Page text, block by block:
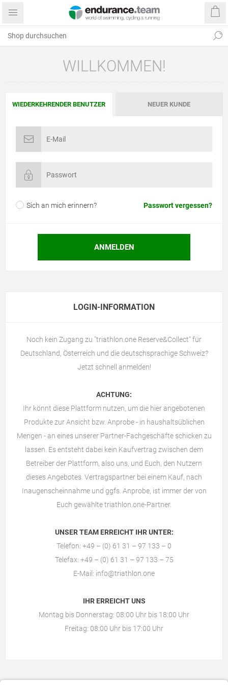
WILLKOMMEN!
WIEDERKEHRENDER BENUTZER NEUER KUNDE
Sich an mich erinnern? Passwort vergessen?
LOGIN-INFORMATION
Noch kein Zugang zu "triathlon.one Reserve&Collect" für
Deutschland, Österreich und die deutschsprachige Schweiz?
Jetzt schnell anmelden!
ACHTUNG:
Ihr könnt diese Plattform nutzen, um die hier angebotenen
Produkte zur Ansicht bzw. Anprobe - in haushaltsüblichen
Mengen - an eines unserer Partner-Fachgeschäfte schicken zu
lassen. Es entsteht dabei kein Kaufvertrag zwischen dem
Betreiber der Plattform, also uns, und Euch, den Nutzern
dieses Angebotes. Vertragspartner bei einem Kauf, nach
Inaugenscheinnahme und ggfs. Anprobe, ist immer der von
Euch gewähltetriathlon.one-Partner.
UNSER TEAM ERREICHT IHR UNTER:
Telefon: +49 – (0) 61 31 – 97 133 – 0
Telefax: +49 – (0) 61 31 – 97 133 – 75
E-Mail: info@triathlon.one
IHR ERREICHT UNS
Montag bis Donnerstag: 08:00 Uhr bis 18:00 Uhr
Freitag: 08:00 Uhr bis 17:00 Uhr